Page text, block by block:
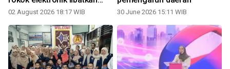
anak
02 August 2026 18:17 WIB 30 June 2026 15:11 WIB